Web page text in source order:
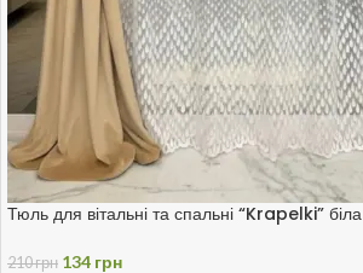
Тюль для вітальні та спальні “Krapelki” біла
210грн 134 грн